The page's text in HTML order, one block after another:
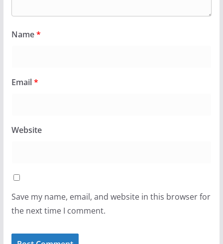
Name*
Email*
Website
Save my name, email, and website in this browser for
the next time I comment.